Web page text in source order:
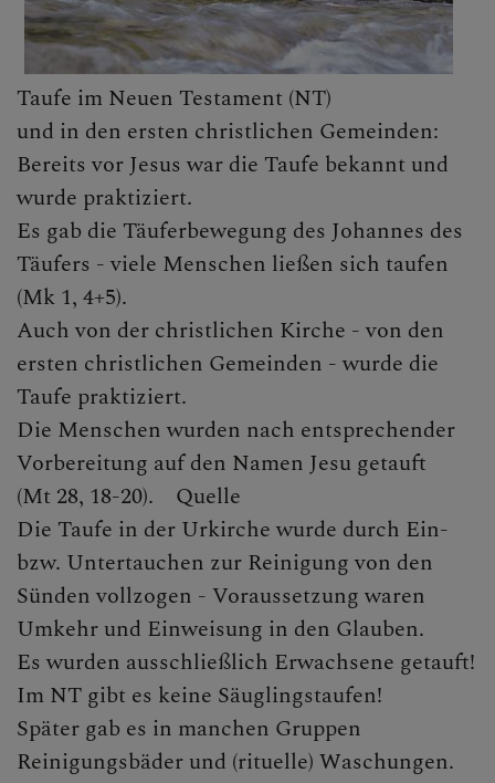
KLICKEN SIE AUF DAS
"+", UM UNTERMENÜS
ZU ÖFFNEN
PFARRTEAM
GRUPPEN, RUNDEN,
EVENTS, AKTIONEN
GESCHICHTE DER
PFARRE
CHRISTLICHES LEBEN &
SAKRAMENTE
Sakramente Allgemein
Taufe
Brief an die Eltern des
Taufkindes
Taufe im Neuen Testament (NT)
und in den ersten christlichen Gemeinden:
Bereits vor Jesus war die Taufe bekannt und
wurde praktiziert.
Es gab die Täuferbewegung des Johannes des
Täufers - viele Menschen ließen sich taufen
(Mk 1, 4+5).
Auch von der christlichen Kirche - von den
ersten christlichen Gemeinden - wurde die
Taufe praktiziert.
Die Menschen wurden nach entsprechender
Vorbereitung auf den Namen Jesu getauft
(Mt 28, 18-20). Quelle
Die Taufe in der Urkirche wurde durch Ein-
bzw. Untertauchen zur Reinigung von den
Sünden vollzogen - Voraussetzung waren
Umkehr und Einweisung in den Glauben.
Es wurden ausschließlich Erwachsene getauft!
Im NT gibt es keine Säuglingstaufen!
Später gab es in manchen Gruppen
Reinigungsbäder und (rituelle) Waschungen.